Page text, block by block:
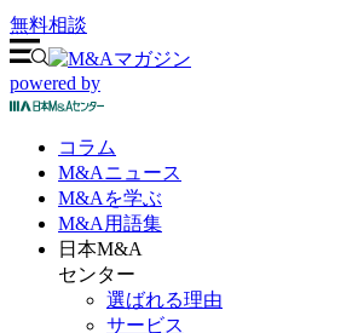
無料相談
powered by
コラム
M&Aニュース
M&Aを学ぶ
M&A 用語集
日本M&A
センター
選ばれる理由
サービス